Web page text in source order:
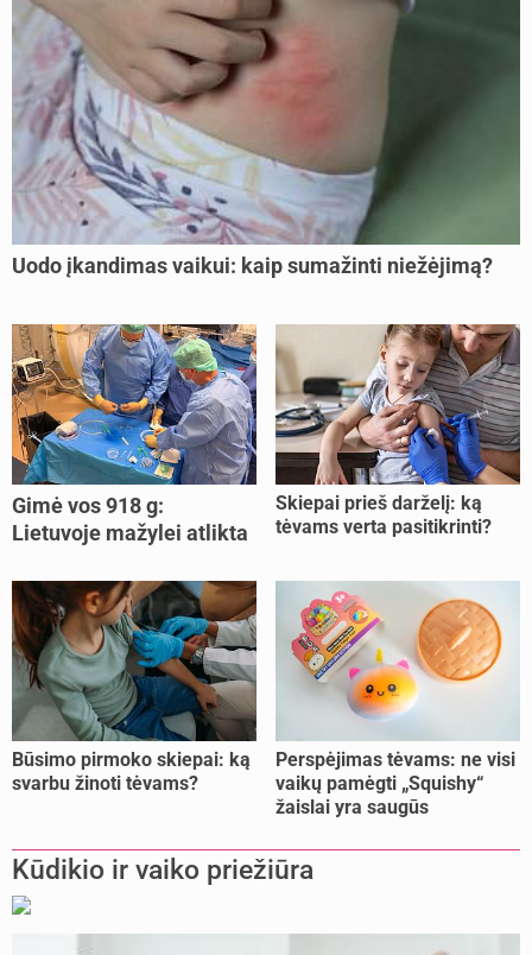
Uodo įkandimas vaikui: kaip sumažinti niežėjimą?
Gimė vos 918 g:
Lietuvoje mažylei atlikta
Skiepai prieš darželį: ką
tėvams verta pasitikrinti?
Būsimo pirmoko skiepai: ką
svarbu žinoti tėvams?
Perspėjimas tėvams: ne visi
vaikų pamėgti „Squishy“
žaislai yra saugūs
Kūdikio ir vaiko priežiūra